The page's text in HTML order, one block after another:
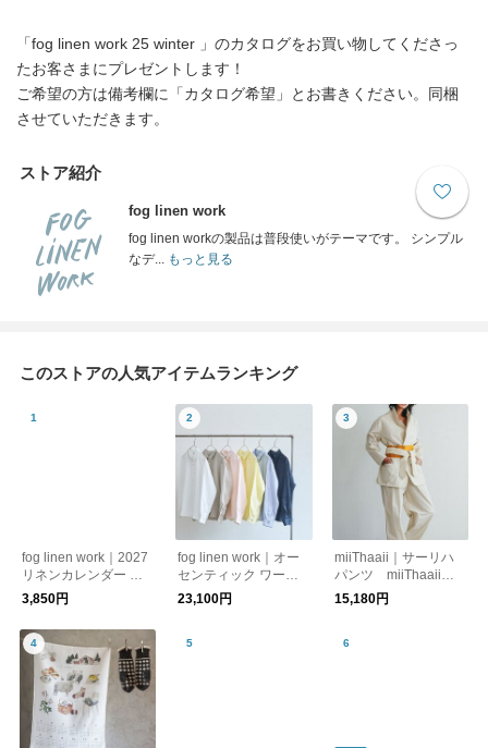
「fog linen work 25 winter 」のカタログをお買い物してくださっ
たお客さまにプレゼントします！
ご希望の方は備考欄に「カタログ希望」とお書きください。同梱
させていただきます。
ストア紹介
fog linen work
fog linen workの製品は普段使いがテーマです。 シンプル
なデ...もっと見る
このストアの人気アイテムランキング
fog linen work｜2027
リネンカレンダー イ
ザベルボワノ fog lin
en work フォグリネ
ンワーク
3,850円
fog linen work｜オー
センティック ワーク
シャツ fog linen wor
k フォグリネンワー
23,100円
miiThaaii｜サーリハ
パンツ miiThaaii
ミーターイー
15,180円